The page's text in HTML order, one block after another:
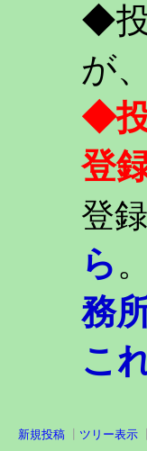
◆
が
◆
登
登
ら
務
こ
新規投稿 ツリー表示